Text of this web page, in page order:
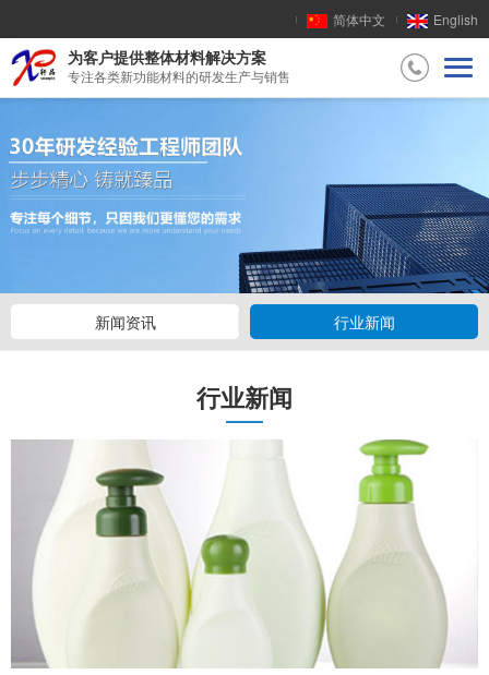
简体中文 English
为客户提供整体材料解决方案
专注各类新功能材料的研发生产与销售
新闻资讯 行业新闻
行业新闻